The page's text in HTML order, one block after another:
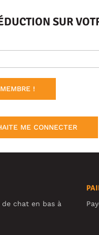
SUR
!
ME CONNECTER
chat en bas à